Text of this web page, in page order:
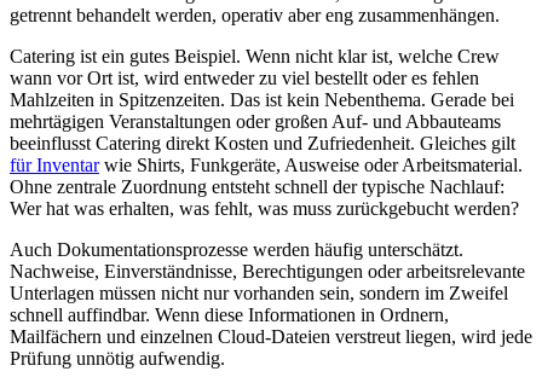
getrennt behandelt werden, operativ aber eng zusammenhängen.
Catering ist ein gutes Beispiel. Wenn nicht klar ist, welche Crew
wann vor Ort ist, wird entweder zu viel bestellt oder es fehlen
Mahlzeiten in Spitzenzeiten. Das ist kein Nebenthema. Gerade bei
mehrtägigen Veranstaltungen oder großen Auf- und Abbauteams
beeinflusst Catering direkt Kosten und Zufriedenheit. Gleiches gilt
für Inventarwie Shirts, Funkgeräte, Ausweise oder Arbeitsmaterial.
Ohne zentrale Zuordnung entsteht schnell der typische Nachlauf:
Wer hat was erhalten, was fehlt, was muss zurückgebucht werden?
Auch Dokumentationsprozesse werden häufig unterschätzt.
Nachweise, Einverständnisse, Berechtigungen oder arbeitsrelevante
Unterlagen müssen nicht nur vorhanden sein, sondern im Zweifel
schnell auffindbar. Wenn diese Informationen in Ordnern,
Mailfächern und einzelnen Cloud-Dateien verstreut liegen, wird jede
Prüfung unnötig aufwendig.